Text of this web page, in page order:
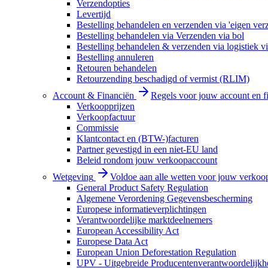
Verzendopties
Levertijd
Bestelling behandelen en verzenden via 'eigen
Bestelling behandelen via Verzenden via bol
Bestelling behandelen & verzenden via logistiek
Bestelling annuleren
Retouren behandelen
Retourzending beschadigd of vermist (RLIM)
Account & Financiën
Regels voor jouw account en
Verkoopprijzen
Verkoopfactuur
Commissie
Klantcontact en (BTW-)facturen
Partner gevestigd in een niet-EU land
Beleid rondom jouw verkoopaccount
Wetgeving
Voldoe aan alle wetten voor jouw
General Product Safety Regulation
Algemene Verordening Gegevensbescherming
Europese informatieverplichtingen
Verantwoordelijke marktdeelnemers
European Accessibility Act
Europese Data Act
European Union Deforestation Regulation
UPV - Uitgebreide